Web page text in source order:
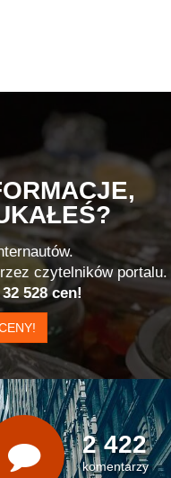
czytelników portalu.
32 528 cen!
2 422
komentarzy